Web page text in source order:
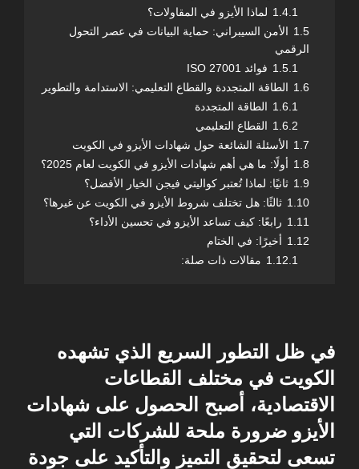
1.4.1 لماذا الأيزو في المقاولات؟
1.5 الأمن السيبراني: حماية البيانات في عصر التحول
الرقمي
1.5.1 فوائد ISO 27001
1.6 الطاقة المتجددة والقطاع التعليمي: الاستدامة والتطوير
1.6.1 الطاقة المتجددة
1.6.2 القطاع التعليمي
1.7 الأسئلة الشائعة حول شهادات الأيزو في الكويت
1.8 أولًا: ما هي أهم شهادات الأيزو في الكويت لعام 2025؟
1.9 ثانيًا: لماذا تُعتبر كواليتي فيجن الخيار الأفضل؟
1.10 ثالثًا: هل تختلف شروط الأيزو في الكويت عن غيرها؟
1.11 رابعًا: كيف تساعد الأيزو في تحسين الأداء؟
1.12 أخيرًا: في الختام
1.12.1 مقالات ذات صلة:
في ظل التطور السريع الذي تشهده
الكويت في مختلف القطاعات
الاقتصادية، أصبح الحصول على شهادات
الأيزو ضرورة ملحة للشركات التي
تسعى لتحقيق التميز والتأكيد على جودة